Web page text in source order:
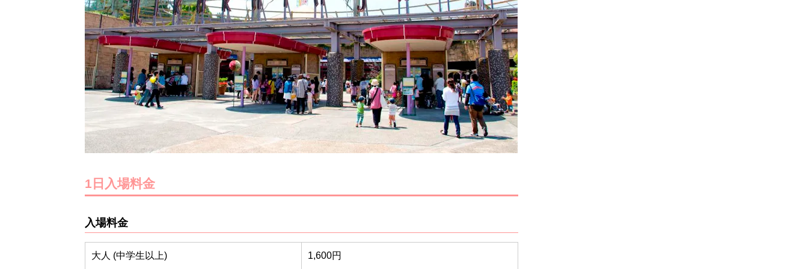
1日入場料金
入場料金
大人 (中学生以上) 1,600円